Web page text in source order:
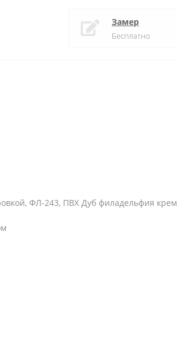
Замер
Бесплатно
ФЛ-243, ПВХ Дуб филадельфия крем